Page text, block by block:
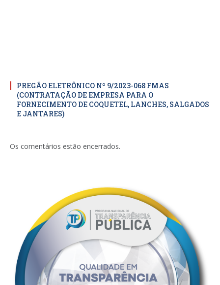
PREGÃO ELETRÔNICO Nº 9/2023-068 FMAS
(CONTRATAÇÃO DE EMPRESA PARA O
FORNECIMENTO DE COQUETEL, LANCHES, SALGADOS
E JANTARES)
Os comentários estão encerrados.